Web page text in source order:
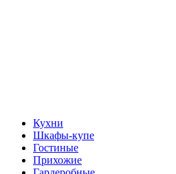
Кухни
Шкафы-купе
Гостиные
Прихожие